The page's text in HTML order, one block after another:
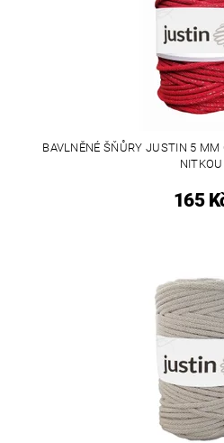
BAVLNĚNÉ ŠŇŮRY JUSTIN 5 MM
NITKOU
165